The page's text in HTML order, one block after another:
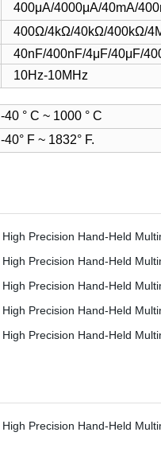
400μA/4000μA/40mA/
400Ω/4kΩ/40kΩ/400kΩ/
40nF/400nF/4μF/40μF/
10Hz-10MHz
-40 ° C ~ 1000 ° C
-40° F ~ 1832° F.